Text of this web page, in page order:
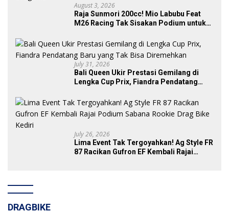
August 3, 2026
Raja Sunmori 200cc! Mio Labubu Feat
M26 Racing Tak Sisakan Podium untuk
July 31, 2026
Bali Queen Ukir Prestasi Gemilang di
Lengka Cup Prix, Fiandra Pendatang
July 26, 2026
Lima Event Tak Tergoyahkan! Ag Style FR
87 Racikan Gufron EF Kembali Rajai
DRAGBIKE